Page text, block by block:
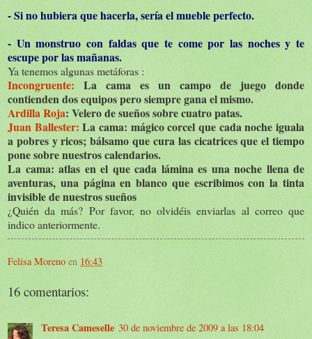
- Si no hubiera que hacerla, sería el mueble perfecto.
- Un monstruo con faldas que te come por las noches y te
escupe por las mañanas.
Ya tenemos algunas metáforas :
Incongruente: La cama es un campo de juego donde
contienden dos equipos pero siempre gana el mismo.
Ardilla Roja: Velero de sueños sobre cuatro patas.
Juan Ballester: La cama: mágico corcel que cada noche iguala
a pobres y ricos; bálsamo que cura las cicatrices que el tiempo
pone sobre nuestros calendarios.
La cama: atlas en el que cada lámina es una noche llena de
aventuras, una página en blanco que escribimos con la tinta
invisible de nuestros sueños
¿Quién da más? Por favor, no olvidéis enviarlas al correo que
indico anteriormente.
Felisa Moreno en 16:43
16 comentarios:
Teresa Cameselle 30 de noviembre de 2009 a las 18:04